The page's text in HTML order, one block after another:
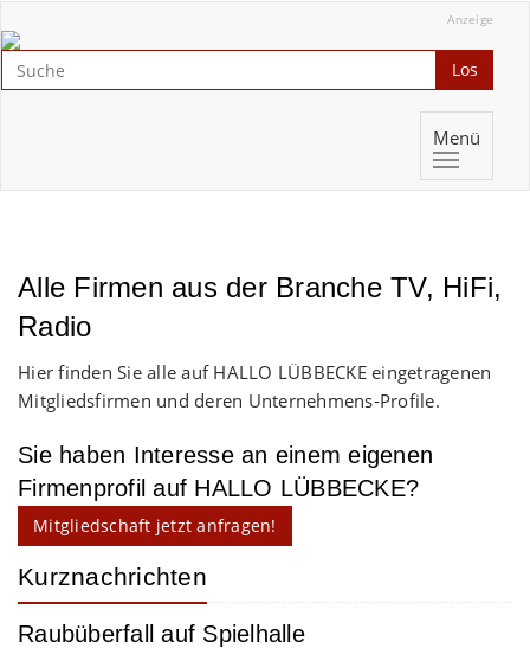
Anzeige
Los
Menü
Alle Firmen aus der Branche TV, HiFi,
Radio
Hier finden Sie alle auf HALLO LÜBBECKE eingetragenen
Mitgliedsfirmen und deren Unternehmens-Profile.
Sie haben Interesse an einem eigenen
Firmenprofil auf HALLO LÜBBECKE?
Mitgliedschaft jetzt anfragen!
Kurznachrichten
Raubüberfall auf Spielhalle